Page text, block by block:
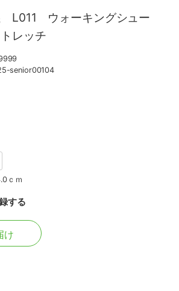
ウォーキングシュー
レッチ
senior00104
ｃｍ
する
け